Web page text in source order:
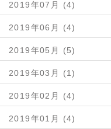
2019年07月 (4)
2019年06月 (4)
2019年05月 (5)
2019年03月 (1)
2019年02月 (4)
2019年01月 (4)